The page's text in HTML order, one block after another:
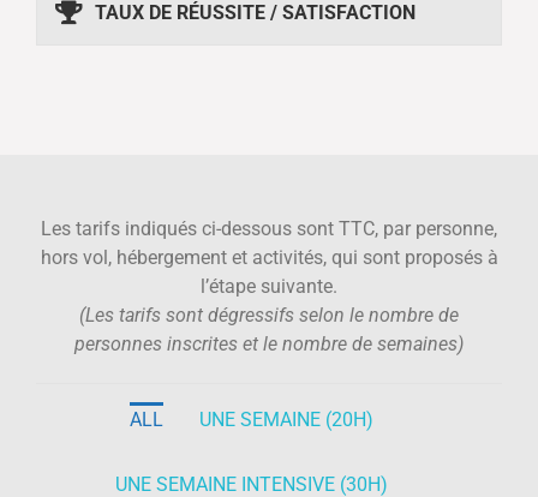
TAUX DE RÉUSSITE / SATISFACTION
Les tarifs indiqués ci-dessous sont TTC, par personne,
hors vol, hébergement et activités, qui sont proposés à
l’étape suivante.
(Les tarifs sont dégressifs selon le nombre de
personnes inscrites et le nombre de semaines)
ALL UNE SEMAINE (20H)
UNE SEMAINE INTENSIVE (30H)